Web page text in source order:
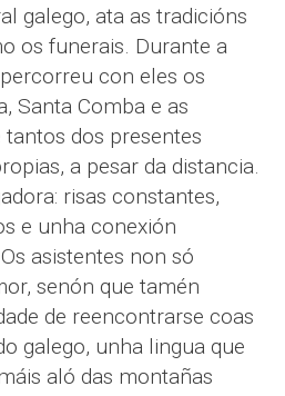
galego, ata as tradicións
os funerais. Durante a
con eles os
Santa Comba e as
tantos dos presentes
a pesar da distancia.
risas constantes,
e unha conexión
asistentes non só
senón que tamén
de reencontrarse coas
galego, unha lingua que
aló das montañas